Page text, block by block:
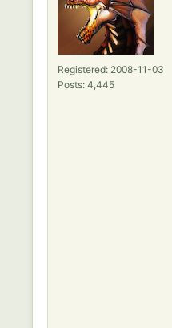
Registered: 2008-11-03
Posts: 4,445